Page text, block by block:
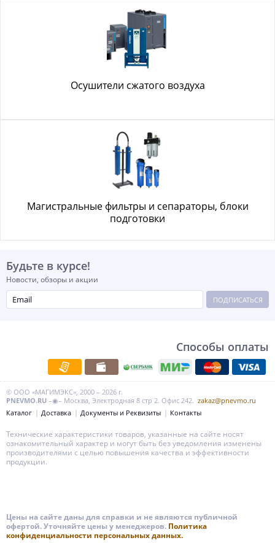
Осушители сжатого воздуха
Магистральные фильтры и сепараторы, блоки
подготовки
Будьте в курсе!
Новости, обзоры и акции
ПОДПИСАТЬСЯ
Способы оплаты
© ООО «МАГИМЭКС», 2000 – 2026 г.
PNEVMO.RU –◉– Москва, Электродная 8 стр 2. Офис 242. zakaz@pnevmo.ru
Каталог
Доставка Документы и Реквизиты Контакты
Технические характеристики товаров, указанные на сайте носят
ознакомительный характер и могут быть без уведомления изменены
производителями с целью повышения качества и эффективности
продукции.
Цены на сайте даны для справки и не являются публичной
офертой. Уточняйте цены у менеджеров. Политика
конфиденциальности персональных данных.